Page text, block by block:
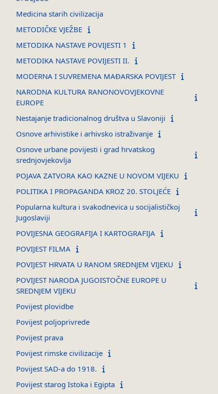
Medicina starih civilizacija
METODIČKE VJEŽBE
METODIKA NASTAVE POVIJESTI 1
METODIKA NASTAVE POVIJESTI II.
MODERNA I SUVREMENA MAĐARSKA POVIJEST
NARODNA KULTURA RANONOVOVJEKOVNE
EUROPE
Nestajanje tradicionalnog društva u Slavoniji
Osnove arhivistike i arhivsko istraživanje
Osnove urbane povijesti i grad hrvatskog
srednjovjekovlja
POJAVA ZATVORA KAO KAZNE U NOVOM VIJEKU
POLITIKA I PROPAGANDA KROZ 20. STOLJEĆE
Popularna kultura i svakodnevica u socijalističkoj
Jugoslaviji
POVIJESNA GEOGRAFIJA I KARTOGRAFIJA
POVIJEST FILMA
POVIJEST HRVATA U RANOM SREDNJEM VIJEKU
POVIJEST NARODA JUGOISTOČNE EUROPE U
SREDNJEM VIJEKU
Povijest plovidbe
Povijest poljoprivrede
Povijest prava
Povijest rimske civilizacije
Povijest SAD-a do 1918.
Povijest starog Istoka i Egipta